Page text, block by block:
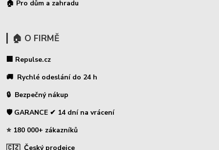
🏠 Pro dům a zahradu
🏠 O FIRMĚ
🏢 Repulse.cz
🚚 Rychlé odeslání do 24 h
🔒 Bezpečný nákup
🛡️ GARANCE ✔ 14 dní na vrácení
⭐ 180 000+ zákazníků
🇨🇿 Český prodejce